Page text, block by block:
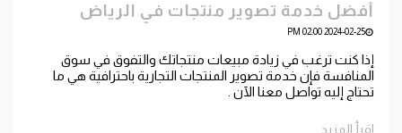
أفضل خدمة تصوير منتجات في الرياض
2024-02-25 02:00 PM
إذا كنت ترغب في زيادة مبيعات منتجاتك والتفوق في سوق
المنافسة فإن خدمة تصوير المنتجات التجارية باحترافية هي ما
تحتاج إليه تواصل معنا الآن .
اقرأ المزيد